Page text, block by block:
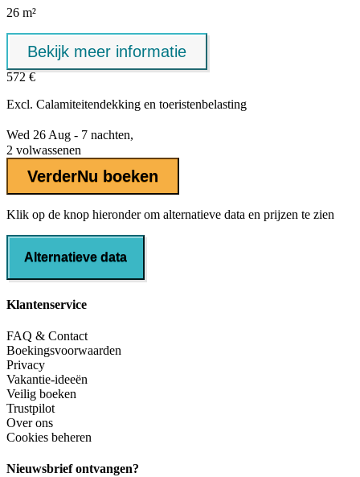
26 m²
Bekijk meer informatie
572 €
Excl. Calamiteitendekking en toeristenbelasting
Wed 26 Aug - 7 nachten,
2 volwassenen
VerderNu boeken
Klik op de knop hieronder om alternatieve data en prijzen te zien
Alternatieve data
Klantenservice
FAQ & Contact
Boekingsvoorwaarden
Privacy
Vakantie-ideeën
Veilig boeken
Trustpilot
Over ons
Cookies beheren
Nieuwsbrief ontvangen?